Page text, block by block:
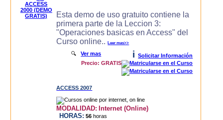
Esta demo de uso gratuito contiene la
primera parte de la Leccion 3:
"Operaciones basicas en Access" del
Curso online..Leer mas>>
🔍Ver mas i
Solicitar Información
Precio: GRATIS
ACCESS 2007
MODALIDAD: Internet (Online)
HORAS: 56 horas